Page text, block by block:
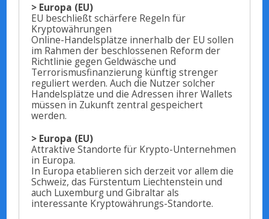
> Europa (EU)
EU beschließt schärfere Regeln für
Kryptowährungen
Online-Handelsplätze innerhalb der EU sollen
im Rahmen der beschlossenen Reform der
Richtlinie gegen Geldwäsche und
Terrorismusfinanzierung künftig strenger
reguliert werden. Auch die Nutzer solcher
Handelsplätze und die Adressen ihrer Wallets
müssen in Zukunft zentral gespeichert
werden.
> Europa (EU)
Attraktive Standorte für Krypto-Unternehmen
in Europa.
In Europa etablieren sich derzeit vor allem die
Schweiz, das Fürstentum Liechtenstein und
auch Luxemburg und Gibraltar als
interessante Kryptowährungs-Standorte.